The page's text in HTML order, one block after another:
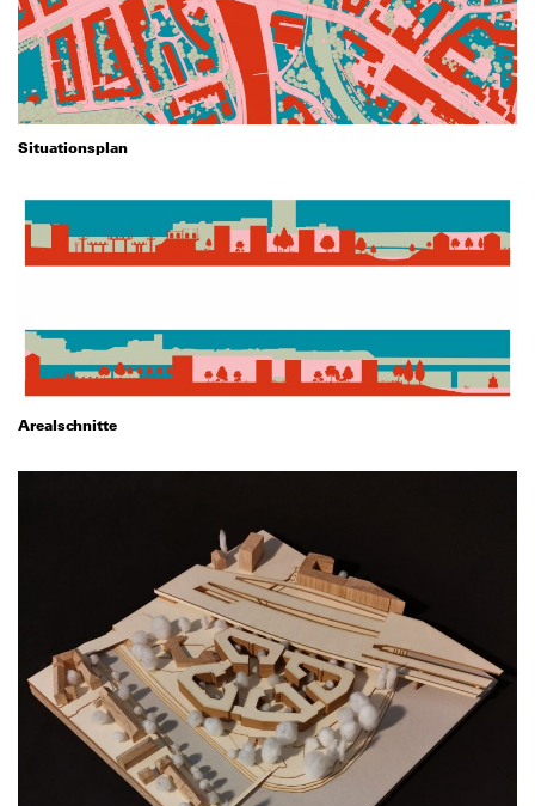
Situationsplan
Arealschnitte